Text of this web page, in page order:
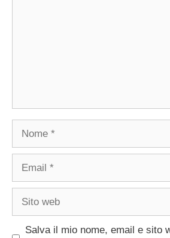
Nome
Email
Sito
Salva il mio nome, email e sito